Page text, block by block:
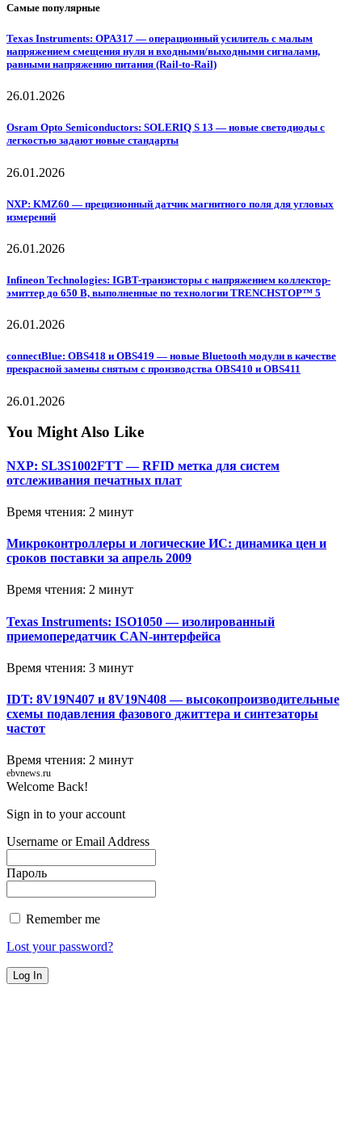
Самые популярные
Texas Instruments: OPA317 — операционный усилитель с малым
напряжением смещения нуля и входными/выходными сигналами,
равными напряжению питания (Rail-to-Rail)
26.01.2026
Osram Opto Semiconductors: SOLERIQ S 13 — новые светодиоды с
легкостью задают новые стандарты
26.01.2026
NXP: KMZ60 — прецизионный датчик магнитного поля для угловых
измерений
26.01.2026
Infineon Technologies: IGBT-транзисторы с напряжением коллектор-
эмиттер до 650 В, выполненные по технологии TRENCHSTOP™ 5
26.01.2026
connectBlue: OBS418 и OBS419 — новые Bluetooth модули в качестве
прекрасной замены снятым с производства OBS410 и OBS411
26.01.2026
You Might Also Like
NXP: SL3S1002FTT — RFID метка для систем
отслеживания печатных плат
Время чтения: 2 минут
Микроконтроллеры и логические ИС: динамика цен и
сроков поставки за апрель 2009
Время чтения: 2 минут
Texas Instruments: ISO1050 — изолированный
приемопередатчик CAN-интерфейса
Время чтения: 3 минут
IDT: 8V19N407 и 8V19N408 — высокопроизводительные
схемы подавления фазового джиттера и синтезаторы
частот
Время чтения: 2 минут
ebvnews.ru
Welcome Back!
Sign in to your account
Username or Email Address
Пароль
Remember me
Lost your password?